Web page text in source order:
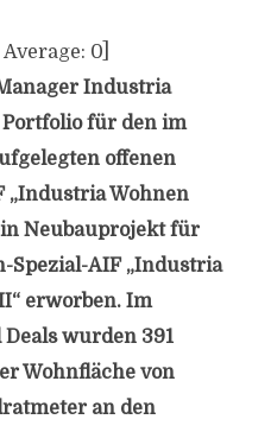
Average: 0]
Industria
für den im
offenen
„Industria Wohnen
Neubauprojekt für
Spezial-AIF „Industria
erworben. Im
wurden 391
Wohnfläche von
an den